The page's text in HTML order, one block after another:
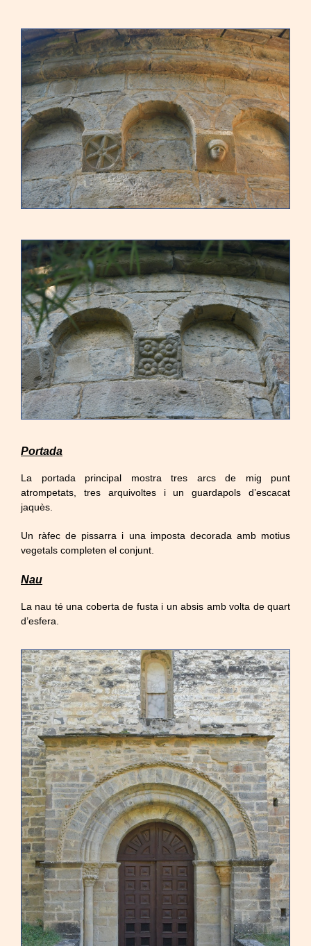
Portada
La portada principal mostra tres arcs de mig punt
atrompetats, tres arquivoltes i un guardapols d’escacat
jaquès.
Un ràfec de pissarra i una imposta decorada amb motius
vegetals completen el conjunt.
Nau
La nau té una coberta de fusta i un absis amb volta de quart
d’esfera.